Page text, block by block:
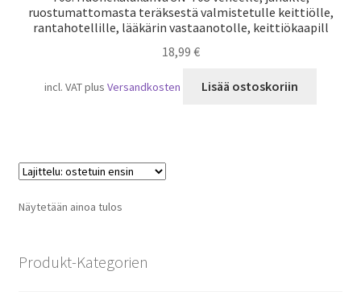
ruostumattomasta teräksestä valmistetulle keittiölle,
rantahotellille, lääkärin vastaanotolle, keittiökaapill
18,99 €
incl. VATplusVersandkosten Lisää ostoskoriin
Näytetään ainoa tulos
Produkt-Kategorien